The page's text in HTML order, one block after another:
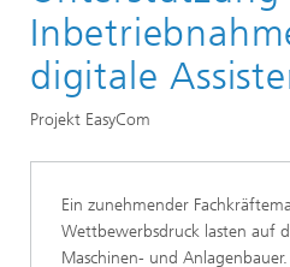
digitale
Projekt EasyCom
Ein zunehmender
Wettbewerbsdruck lasten auf
Maschinen- und